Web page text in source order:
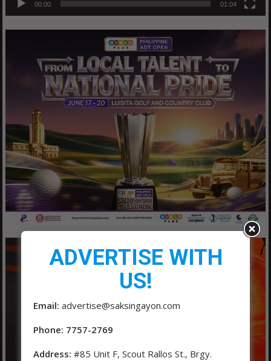
00:00 01:04
ADVERTISE WITH
US!
Email: advertise@saksingayon.com
Phone: 7757-2769
Address: #85 Unit F, Scout Rallos St., Brgy.